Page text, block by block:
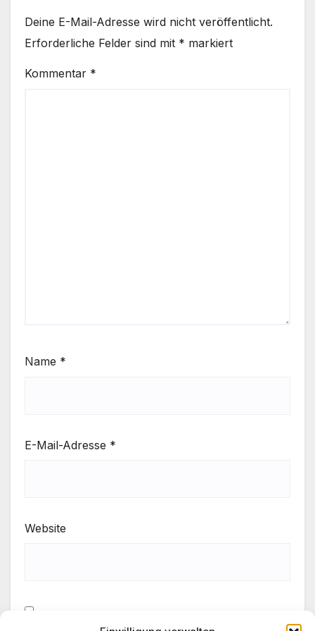
Deine E-Mail-Adresse wird nicht veröffentlicht.
Erforderliche Felder sind mit * markiert
Kommentar *
Name *
E-Mail-Adresse *
Website